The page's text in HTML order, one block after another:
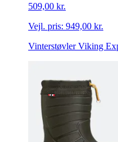
509,00 kr.
Vejl. pris: 949,00 kr.
Vinterstøvler Viking